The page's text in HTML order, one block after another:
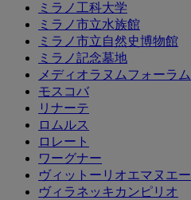
ミラノ工科大学
ミラノ市立水族館
ミラノ市立自然史博物館
ミラノ記念墓地
メディオラヌムフォーラム
モスコバ
リナーテ
ロムルス
ロレート
ワーグナー
ヴィットーリオエマヌエ
ヴィラネッキカンピリオ